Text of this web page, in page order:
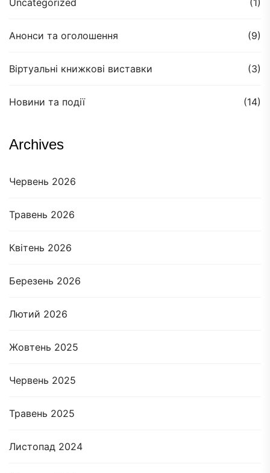
Uncategorized (1)
Анонси та оголошення (9)
Віртуальні книжкові виставки (3)
Новини та події (14)
Archives
Червень 2026
Травень 2026
Квітень 2026
Березень 2026
Лютий 2026
Жовтень 2025
Червень 2025
Травень 2025
Листопад 2024